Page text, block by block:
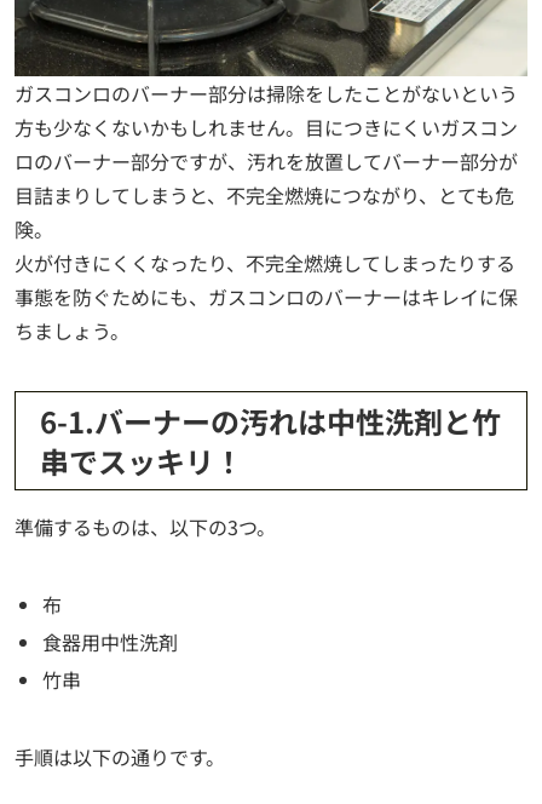
ガスコンロのバーナー部分は掃除をしたことがないという
方も少なくないかもしれません。目につきにくいガスコン
ロのバーナー部分ですが、汚れを放置してバーナー部分が
目詰まりしてしまうと、不完全燃焼につながり、とても危
険。
火が付きにくくなったり、不完全燃焼してしまったりする
事態を防ぐためにも、ガスコンロのバーナーはキレイに保
ちましょう。
6-1.バーナーの汚れは中性洗剤と竹
串でスッキリ！
準備するものは、以下の3つ。
布
食器用中性洗剤
竹串
手順は以下の通りです。